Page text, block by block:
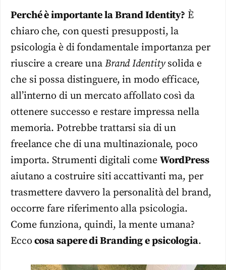
Perché è importante la Brand Identity? È
chiaro che, con questi presupposti, la
psicologia è di fondamentale importanza per
riuscire a creare una Brand Identitysolida e
che si possa distinguere, in modo efficace,
all’interno di un mercato affollato così da
ottenere successo e restare impressa nella
memoria. Potrebbe trattarsi sia di un
freelance che di una multinazionale, poco
importa. Strumenti digitali come WordPress
aiutano a costruire siti accattivanti ma, per
trasmettere davvero la personalità del brand,
occorre fare riferimento alla psicologia.
Come funziona, quindi, la mente umana?
Ecco cosa sapere di Branding e psicologia.